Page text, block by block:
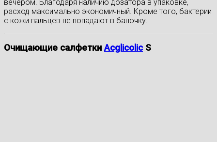
вечером. Благодаря наличию дозатора в упаковке,
расход максимально экономичный. Кроме того, бактерии
с кожи пальцев не попадают в баночку.
Очищающие салфеткиAcglicolicS